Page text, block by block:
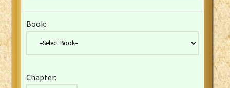
Czech Kralicka Bible
English YLT 1898 Bible
Book:
Chapter: